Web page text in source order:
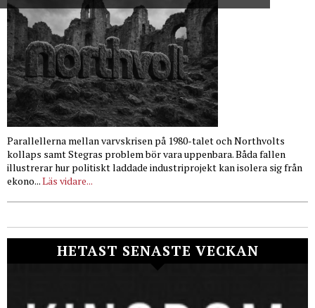
Parallellerna mellan varvskrisen på 1980-talet och Northvolts
kollaps samt Stegras problem bör vara uppenbara. Båda fallen
illustrerar hur politiskt laddade industriprojekt kan isolera sig från
ekono...Läs vidare...
HETAST SENASTE VECKAN